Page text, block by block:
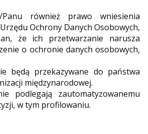
Panu również prawo wniesienia
Ochrony Danych Osobowych,
że ich przetwarzanie narusza
o ochronie danych osobowych,
będą przekazywane do państwa
międzynarodowej.
podlegają zautomatyzowanemu
w tym profilowaniu.